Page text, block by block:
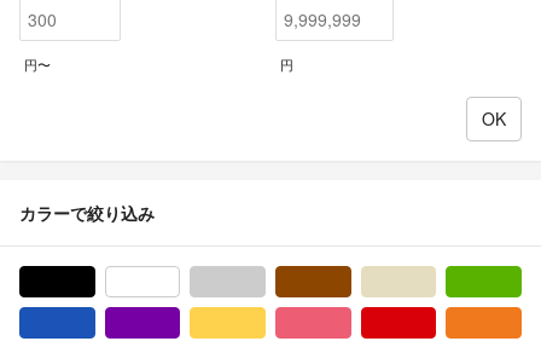
円〜 円
カラーで絞り込み